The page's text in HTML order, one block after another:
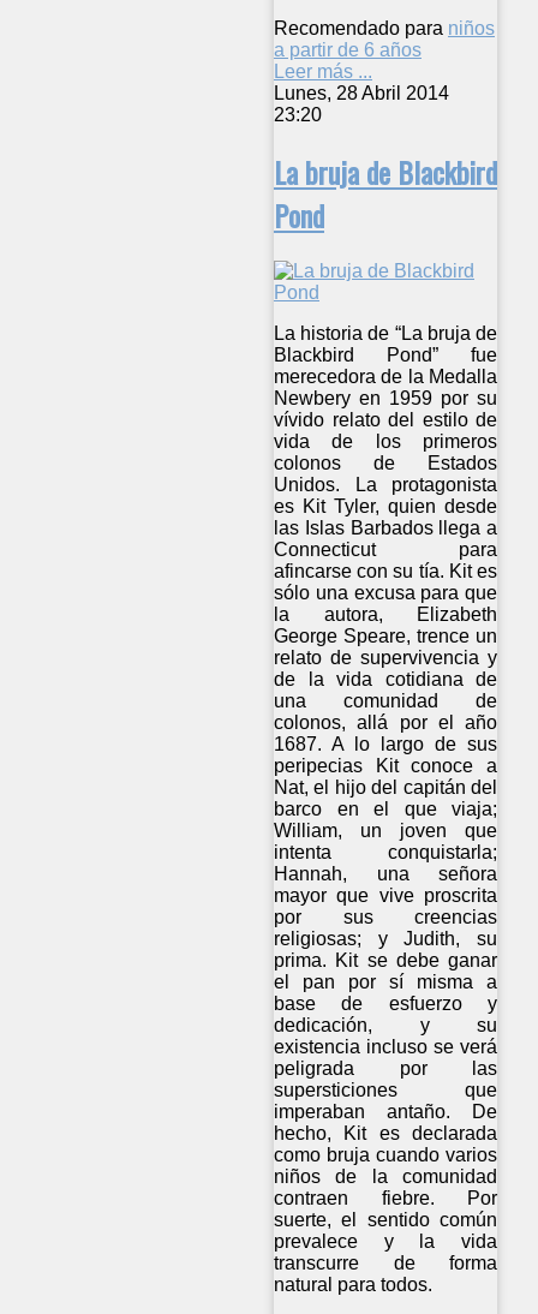
Recomendado para niños
a partir de 6 años
Leer más ...
Lunes, 28 Abril 2014
23:20
La bruja de Blackbird
Pond
La historia de “La bruja de
Blackbird Pond” fue
merecedora de la Medalla
Newbery en 1959 por su
vívido relato del estilo de
vida de los primeros
colonos de Estados
Unidos. La protagonista
es Kit Tyler, quien desde
las Islas Barbados llega a
Connecticut para
afincarse con su tía. Kit es
sólo una excusa para que
la autora, Elizabeth
George Speare, trence un
relato de supervivencia y
de la vida cotidiana de
una comunidad de
colonos, allá por el año
1687. A lo largo de sus
peripecias Kit conoce a
Nat, el hijo del capitán del
barco en el que viaja;
William, un joven que
intenta conquistarla;
Hannah, una señora
mayor que vive proscrita
por sus creencias
religiosas; y Judith, su
prima. Kit se debe ganar
el pan por sí misma a
base de esfuerzo y
dedicación, y su
existencia incluso se verá
peligrada por las
supersticiones que
imperaban antaño. De
hecho, Kit es declarada
como bruja cuando varios
niños de la comunidad
contraen fiebre. Por
suerte, el sentido común
prevalece y la vida
transcurre de forma
natural para todos.